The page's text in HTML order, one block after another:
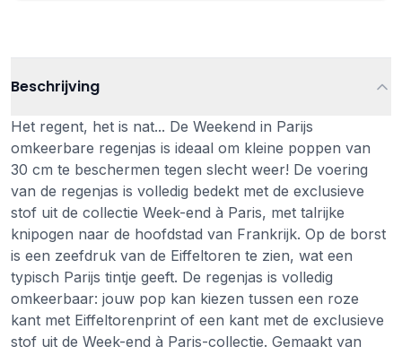
Beschrijving
Het regent, het is nat... De Weekend in Parijs
omkeerbare regenjas is ideaal om kleine poppen van
30 cm te beschermen tegen slecht weer! De voering
van de regenjas is volledig bedekt met de exclusieve
stof uit de collectie Week-end à Paris, met talrijke
knipogen naar de hoofdstad van Frankrijk. Op de borst
is een zeefdruk van de Eiffeltoren te zien, wat een
typisch Parijs tintje geeft. De regenjas is volledig
omkeerbaar: jouw pop kan kiezen tussen een roze
kant met Eiffeltorenprint of een kant met de exclusieve
stof uit de Week-end à Paris-collectie. Gemaakt van